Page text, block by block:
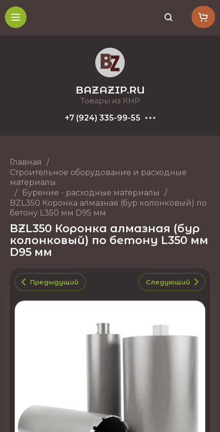
BAZAZIP.RU
Товары из КНР
+7 (924) 335-99-55
Главная
/
Строительное оборудование и расходные
материалы
/
Бурение - расходные материалы
/
BZL350 Коронка алмазная (бур колонковый) по
бетону L350 мм D95 мм
BZL350 Коронка алмазная (бур
колонковый) по бетону L350 мм
D95 мм
Предыдущий Следующий